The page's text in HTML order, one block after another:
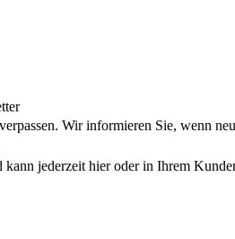
Wir informieren Sie, wenn
jederzeit hier oder in Ihrem